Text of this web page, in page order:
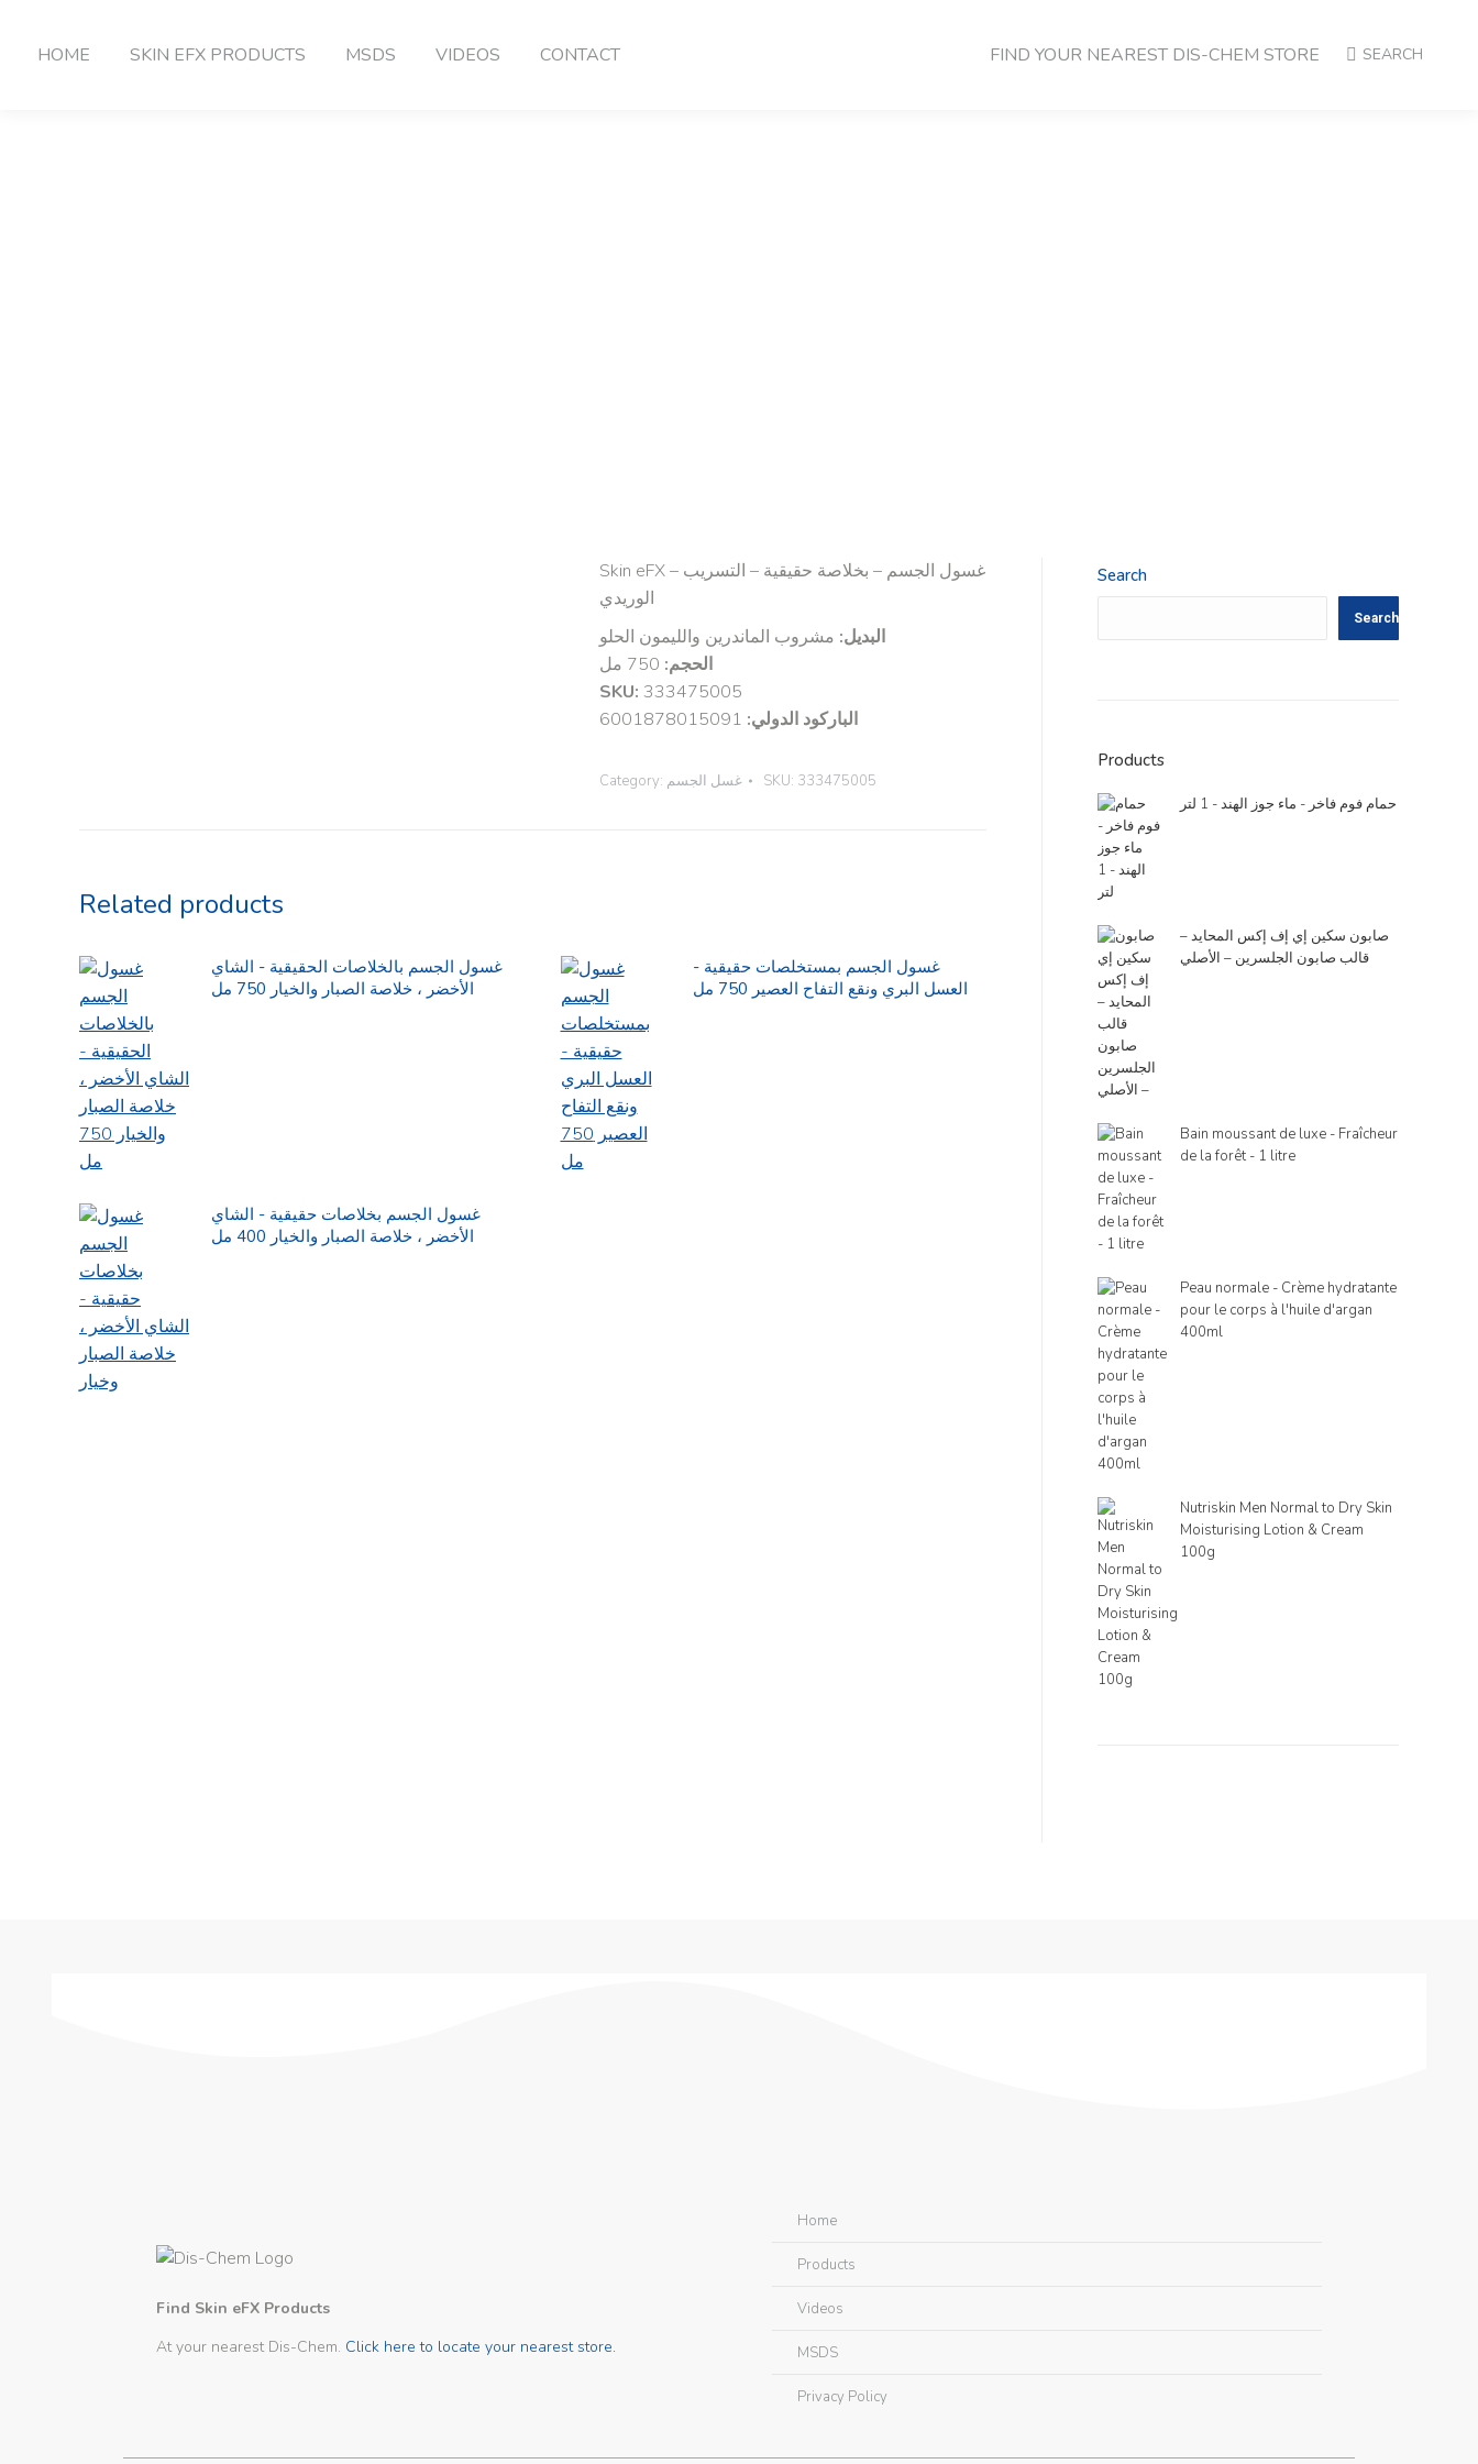
HOME SKIN EFX PRODUCTS MSDS VIDEOS CONTACT FIND YOUR NEAREST DIS-CHEM STORE SEARCH
Skin eFX – غسول الجسم – بخلاصة حقيقية – التسريب
الوريدي
البديل: مشروب الماندرين والليمون الحلو
الحجم:
SKU: 333475005
الباركود الدولي:
Category: غسل الجسم SKU: 333475005
Related products
غسول الجسم بالخلاصات الحقيقية - الشاي
الأخضر ، خلاصة الصبار والخيار 750 مل
غسول الجسم بمستخلصات حقيقية -
العسل البري ونقع التفاح العصير 750 مل
غسول الجسم بخلاصات حقيقية - الشاي
الأخضر ، خلاصة الصبار والخيار 400 مل
Search
Search
Products
حمام فوم فاخر - ماء جوز الهند - 1 لتر
صابون سكين إي إف إكس المحايد –
قالب صابون الجلسرين – الأصلي
Bain moussant de luxe - Fraîcheur
de la forêt - 1 litre
Peau normale - Crème hydratante
pour le corps à l'huile d'argan
400ml
Nutriskin Men Normal to Dry Skin
Moisturising Lotion & Cream
100g
Find Skin eFX Products
At your nearest Dis-Chem. Click here to locate your nearest store.
Home
Products
Videos
MSDS
Privacy Policy